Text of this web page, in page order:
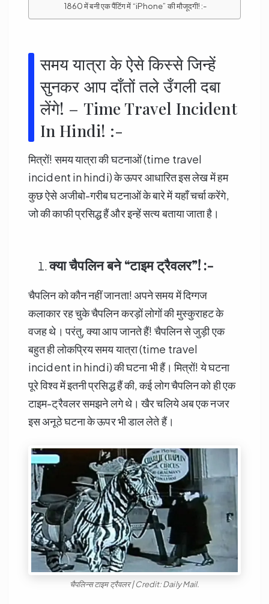
1860 में बनी एक पैंटिंग में “iPhone” की मौजूदगी! :-
समय यात्रा के ऐसे किस्से जिन्हें
सुनकर आप दाँतों तले उँगली दबा
लेंगे! – Time Travel Incident
In Hindi! :-
मित्रों! समय यात्रा की घटनाओं (time travel
incident in hindi) के ऊपर आधारित इस लेख में हम
कुछ ऐसे अजीबो-गरीब घटनाओं के बारे में यहाँ चर्चा करेंगे,
जो की काफी प्रसिद्ध हैं और इन्हें सत्य बताया जाता है।
क्या चैपलिन बने “टाइम ट्रैवलर”! :-
चैपलिन को कौन नहीं जानता! अपने समय में दिग्गज
कलाकार रह चुके चैपलिन करड़ों लोगों की मुस्कुराहट के
वजह थे। परंतु, क्या आप जानते हैं! चैपलिन से जुड़ी एक
बहुत ही लोकप्रिय समय यात्रा (time travel
incident in hindi) की घटना भी हैं। मित्रों! ये घटना
पूरे विश्व में इतनी प्रसिद्ध हैं की, कई लोग चैपलिन को ही एक
टाइम-ट्रैवलर समझने लगे थे। खैर चलिये अब एक नजर
इस अनूठे घटना के ऊपर भी डाल लेते हैं।
चैपलिन्स टाइम ट्रैवलर | Credit: Daily Mail.